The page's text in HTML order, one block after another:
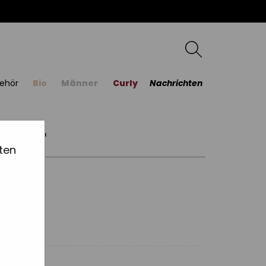
Bio Männer Curly Nachrichten